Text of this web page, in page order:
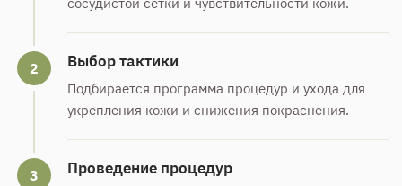
2 Выбор тактики
Подбирается программа процедур и ухода для
укрепления кожи и снижения покраснения.
3 Проведение процедур